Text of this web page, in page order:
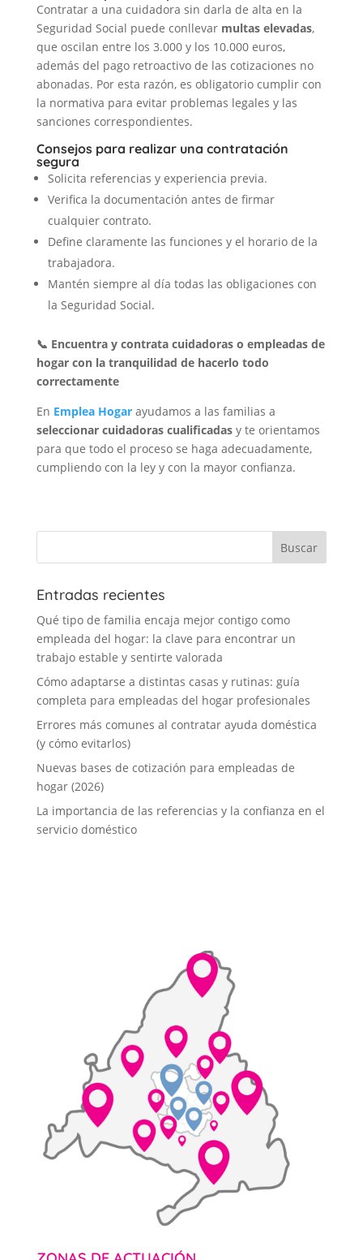
Contratar a una cuidadora sin darla de alta en la
Seguridad Social puede conllevar multas elevadas,
que oscilan entre los 3.000 y los 10.000 euros,
además del pago retroactivo de las cotizaciones no
abonadas. Por esta razón, es obligatorio cumplir con
la normativa para evitar problemas legales y las
sanciones correspondientes.
Consejos para realizar una contratación
segura
Solicita referencias y experiencia previa.
Verifica la documentación antes de firmar
cualquier contrato.
Define claramente las funciones y el horario de la
trabajadora.
Mantén siempre al día todas las obligaciones con
la Seguridad Social.
📞 Encuentra y contrata cuidadoras o empleadas de
hogar con la tranquilidad de hacerlo todo
correctamente
En Emplea Hogarayudamos a las familias a
seleccionar cuidadoras cualificadasy te orientamos
para que todo el proceso se haga adecuadamente,
cumpliendo con la ley y con la mayor confianza.
Entradas recientes
Qué tipo de familia encaja mejor contigo como
empleada del hogar: la clave para encontrar un
trabajo estable y sentirte valorada
Cómo adaptarse a distintas casas y rutinas: guía
completa para empleadas del hogar profesionales
Errores más comunes al contratar ayuda doméstica
(y cómo evitarlos)
Nuevas bases de cotización para empleadas de
hogar (2026)
La importancia de las referencias y la confianza en el
servicio doméstico